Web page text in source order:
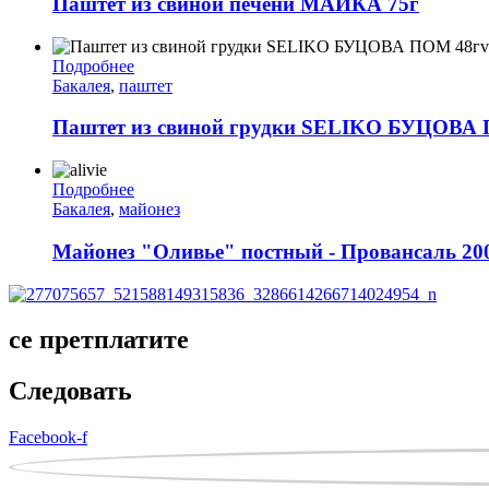
Подробнее
Бакалея, паштет
Паштет из свиной грудки SELIKO
Подробнее
Бакалея, майонез
Майонез "Оливье" постный - Провансаль
се претплатите
Следовать
Facebook-f